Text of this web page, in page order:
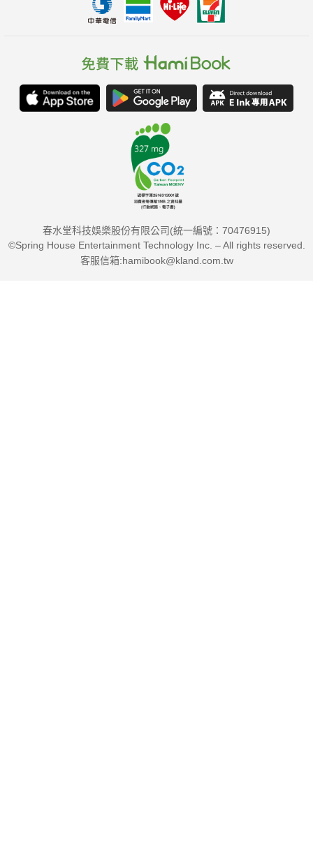
春水堂科技娛樂股份有限公司(統一編號：70476915)
©Spring House Entertainment Technology Inc. – All rights reserved.
客服信箱:hamibook@kland.com.tw